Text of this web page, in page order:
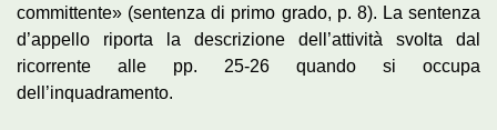
committente» (sentenza di primo grado, p. 8). La sentenza
d’appello riporta la descrizione dell’attività svolta dal
ricorrente alle pp. 25-26 quando si occupa
dell’inquadramento.